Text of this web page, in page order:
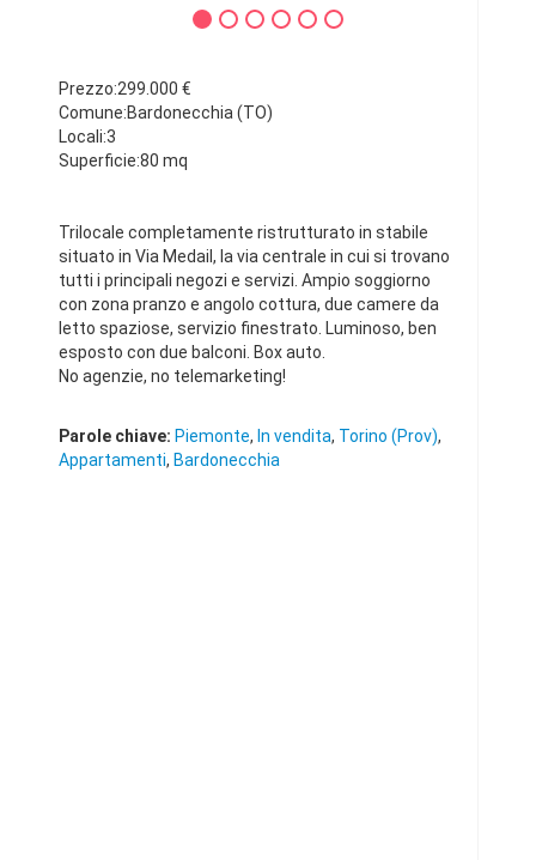
Prezzo:299.000 €
Comune:Bardonecchia (TO)
Locali:3
Superficie:80 mq
Trilocale completamente ristrutturato in stabile
situato in Via Medail, la via centrale in cui si trovano
tutti i principali negozi e servizi. Ampio soggiorno
con zona pranzo e angolo cottura, due camere da
letto spaziose, servizio finestrato. Luminoso, ben
esposto con due balconi. Box auto.
No agenzie, no telemarketing!
Parole chiave: Piemonte, In vendita, Torino (Prov),
Appartamenti, Bardonecchia